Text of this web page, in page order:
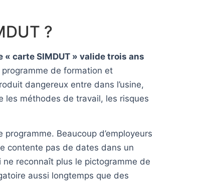
?
« carte SIMDUT » valide trois ans
de formation et
dangereux entre dans l’usine,
les méthodes de travail, les risques
Beaucoup d’employeurs
contente pas de dates dans un
reconnaît plus le pictogramme de
aussi longtemps que des